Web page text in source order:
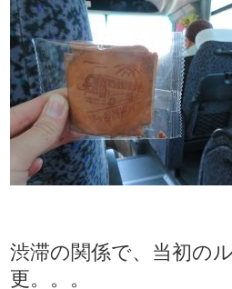
渋滞の関係で、当初の
更。。。